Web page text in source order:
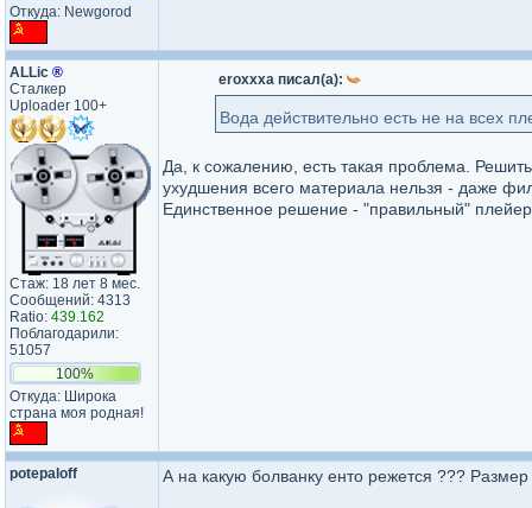
Откуда: Newgorod
ALLic ®
Сталкер
Uploader 100+
Стаж: 18 лет 8 мес.
Сообщений: 4313
Ratio: 439.162
Поблагодарили:
51057
100%
Откуда: Широка
страна моя родная!
eroxxxa писал(а):
Вода действительно есть не на всех
Да, к сожалению, есть такая проблема.
ухудшения всего материала нельзя - даже
Единственное решение - "правильный"
potepaloff А на какую болванку енто режется ???